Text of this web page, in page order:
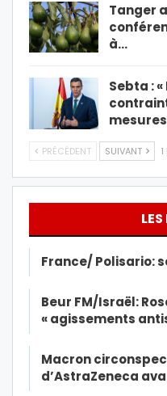
Tanger
à…
Sebta : «
PRÉCÉDENT SUIVANT
France/ Polisario:
Beur FM/Israël:
« agissements
Macron
d’AstraZeneca